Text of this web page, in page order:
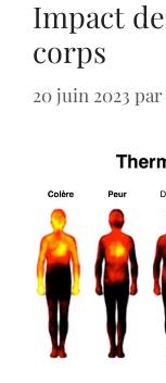
Impact
corps
20 juin 2023 par